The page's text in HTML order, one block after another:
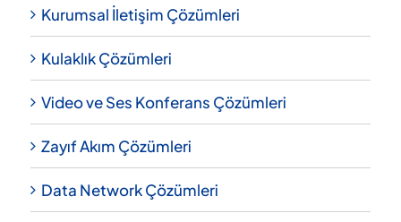
Kurumsal İletişim Çözümleri
Kulaklık Çözümleri
Video ve Ses Konferans Çözümleri
Zayıf Akım Çözümleri
Data Network Çözümleri